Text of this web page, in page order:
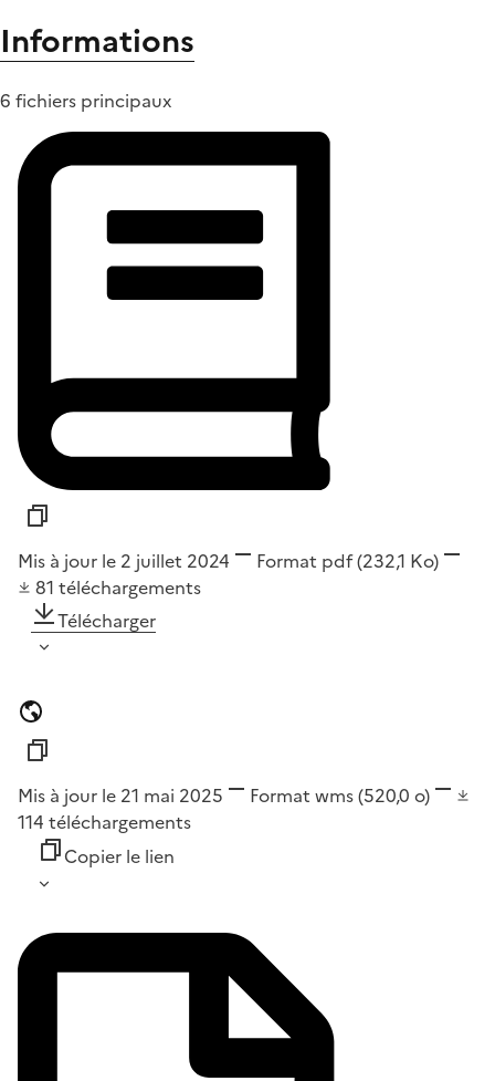
Informations
6 fichiers principaux
Mis à jour le 2 juillet 2024 Format pdf(232,1 Ko)
81 téléchargements
Télécharger
Mis à jour le 21 mai 2025 Format wms(520,0 o)
114 téléchargements
Copier le lien